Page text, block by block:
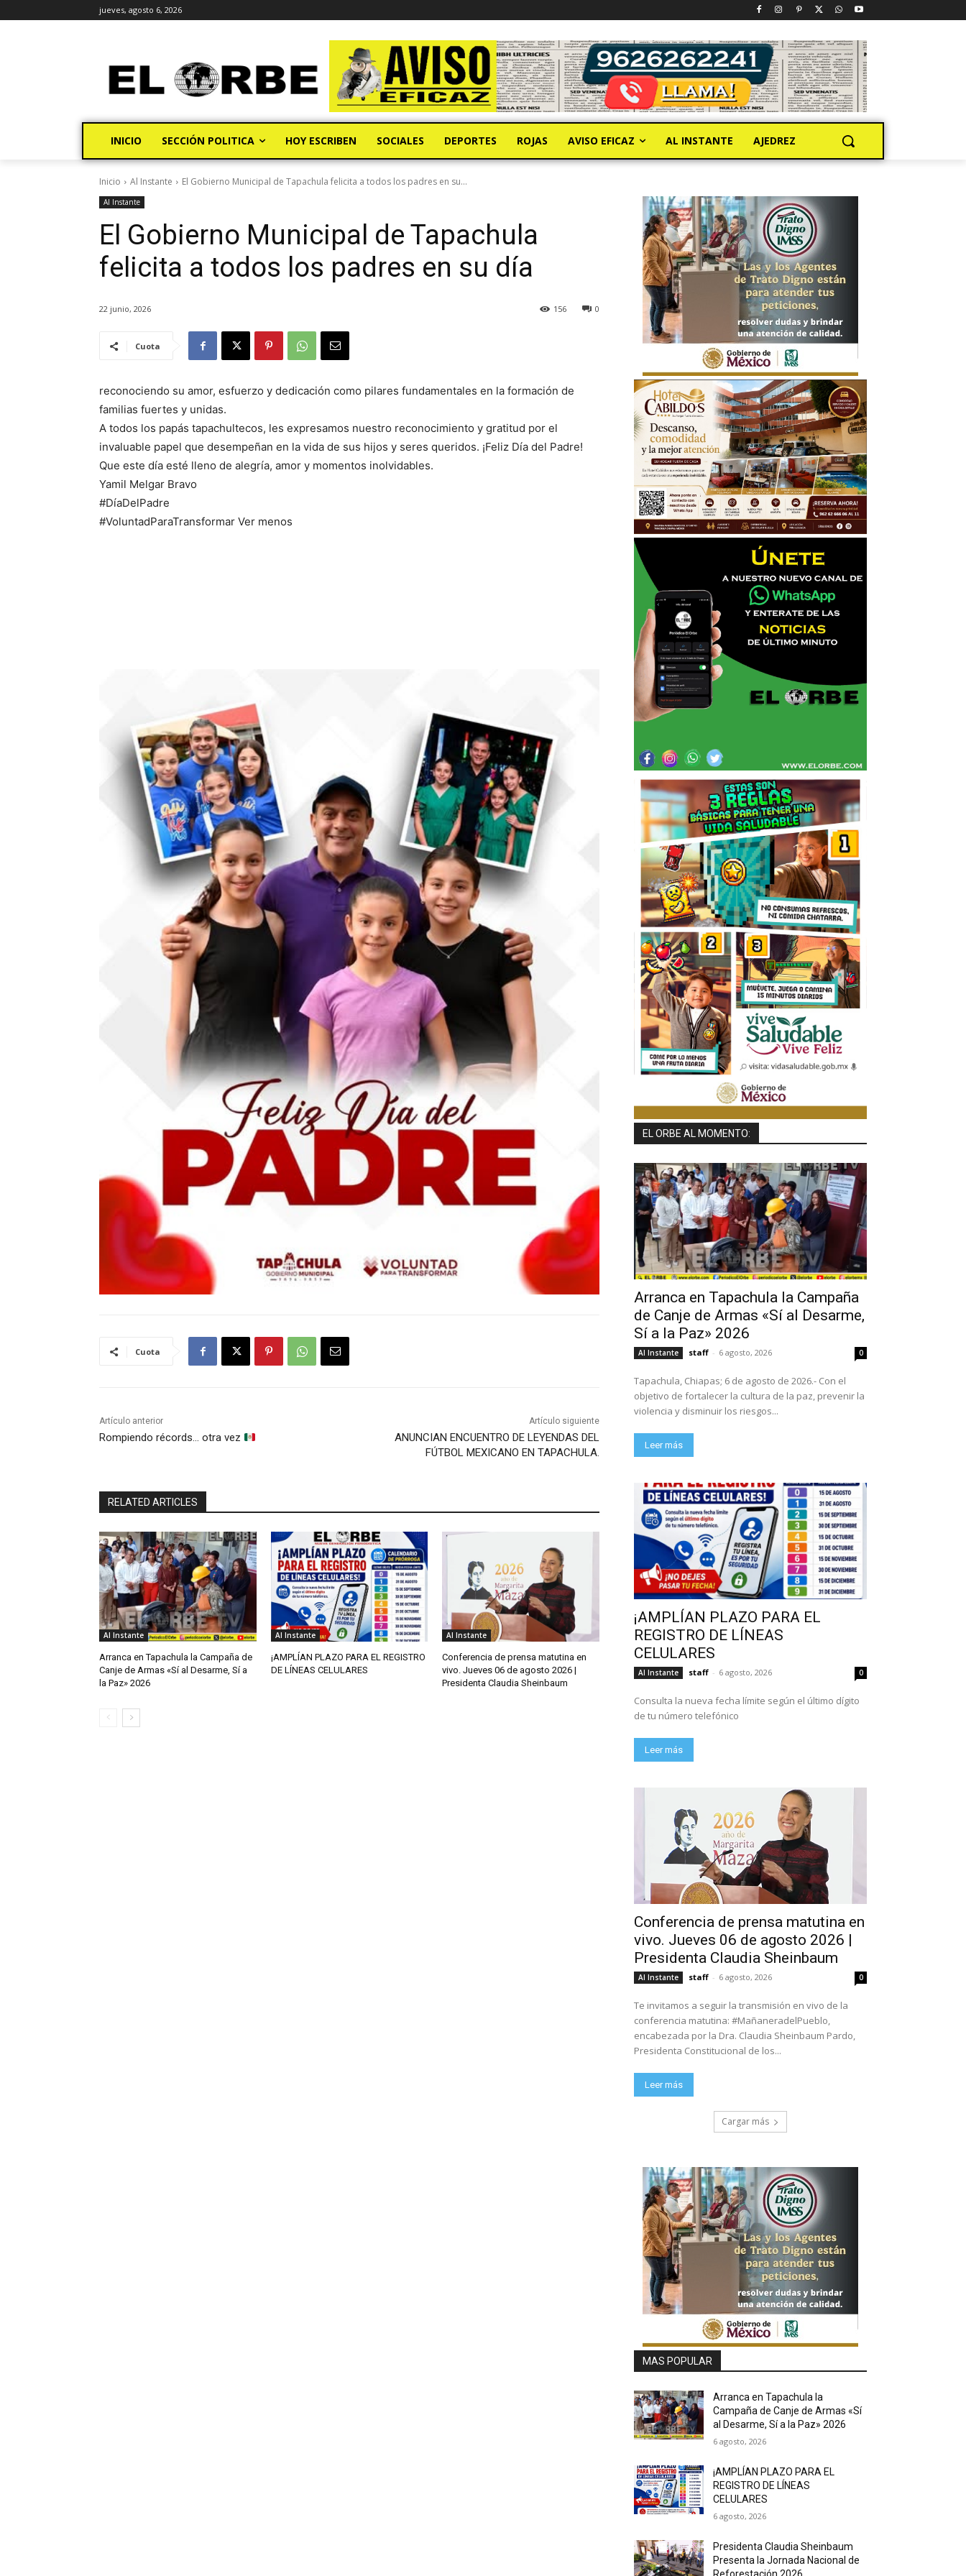
jueves, agosto 6, 2026
INICIO SECCIÓN POLITICA HOY ESCRIBEN SOCIALES DEPORTES ROJAS AVISO EFICAZ AL INSTANTE AJEDREZ
Inicio Al Instante El Gobierno Municipal de Tapachula felicita a todos los padres en su...
Al Instante
El Gobierno Municipal de Tapachula
felicita a todos los padres en su día
22 junio, 2026 0
156
Cuota
reconociendo su amor, esfuerzo y dedicación como pilares fundamentales en la formación de
familias fuertes y unidas.
A todos los papás tapachultecos, les expresamos nuestro reconocimiento y gratitud por el
invaluable papel que desempeñan en la vida de sus hijos y seres queridos. ¡Feliz Día del Padre!
Que este día esté lleno de alegría, amor y momentos inolvidables.
Yamil Melgar Bravo
#DíaDelPadre
#VoluntadParaTransformar Ver menos
Cuota
Artículo anterior
Rompiendo récords… otra vez
Artículo siguiente
ANUNCIAN ENCUENTRO DE LEYENDAS DEL
FÚTBOL MEXICANO EN TAPACHULA.
RELATED ARTICLES
Al Instante
Arranca en Tapachula la Campaña de
Canje de Armas «Sí al Desarme, Sí a
la Paz» 2026
Al Instante
¡AMPLÍAN PLAZO PARA EL REGISTRO
DE LÍNEAS CELULARES
Al Instante
Conferencia de prensa matutina en
vivo. Jueves 06 de agosto 2026 |
Presidenta Claudia Sheinbaum
EL ORBE AL MOMENTO:
Arranca en Tapachula la Campaña
de Canje de Armas «Sí al Desarme,
Sí a la Paz» 2026
Al Instante staff - 6 agosto, 2026 0
Tapachula, Chiapas; 6 de agosto de 2026.- Con el
objetivo de fortalecer la cultura de la paz, prevenir la
violencia y disminuir los riesgos...
Leer más
¡AMPLÍAN PLAZO PARA EL
REGISTRO DE LÍNEAS
CELULARES
Al Instante staff - 6 agosto, 2026 0
Consulta la nueva fecha límite según el último dígito
de tu número telefónico
Leer más
Conferencia de prensa matutina en
vivo. Jueves 06 de agosto 2026 |
Presidenta Claudia Sheinbaum
Al Instante staff - 6 agosto, 2026 0
Te invitamos a seguir la transmisión en vivo de la
conferencia matutina: #MañaneradelPueblo,
encabezada por la Dra. Claudia Sheinbaum Pardo,
Presidenta Constitucional de los...
Leer más
Cargar más
MAS POPULAR
Arranca en Tapachula la
Campaña de Canje de Armas «Sí
al Desarme, Sí a la Paz» 2026
6 agosto, 2026
¡AMPLÍAN PLAZO PARA EL
REGISTRO DE LÍNEAS
CELULARES
6 agosto, 2026
Presidenta Claudia Sheinbaum
Presenta la Jornada Nacional de